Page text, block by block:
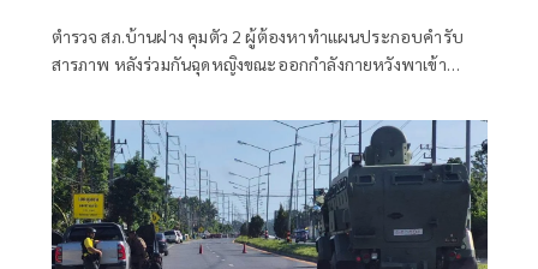
ตำรวจ สภ.บ้านฝาง คุมตัว 2 ผู้ต้องหาทำแผนประกอบคำรับ
สารภาพ หลังร่วมกันฉุดหญิงขณะออกกำลังกายหวังพาเข้า